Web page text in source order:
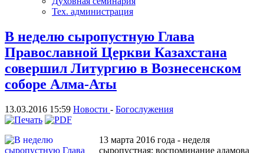
Тех. администрация
В неделю сыропустную Глава
Православной Церкви Казахстана
совершил Литургию в Вознесенском
соборе Алма-Аты
13.03.2016 15:59 Новости - Богослужения
13 марта 2016 года - неделя
сыропустная; воспоминание адамова